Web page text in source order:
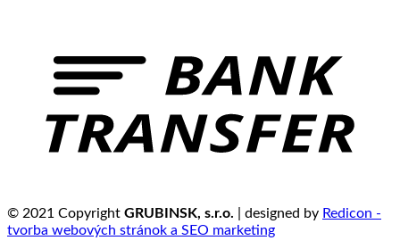
© 2021 Copyright GRUBINSK, s.r.o. | designed by Redicon -
tvorba webových stránok a SEO marketing